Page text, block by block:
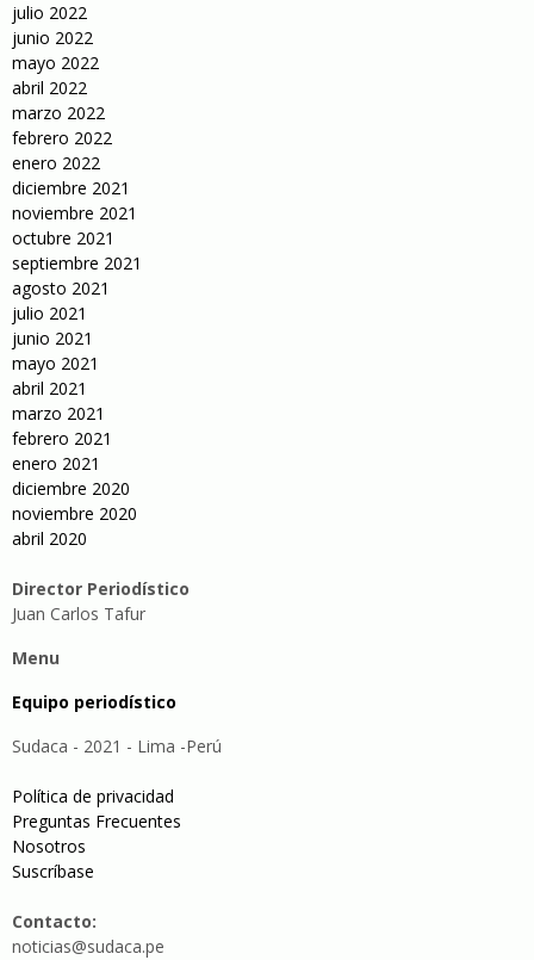
julio 2022
junio 2022
mayo 2022
abril 2022
marzo 2022
febrero 2022
enero 2022
diciembre 2021
noviembre 2021
octubre 2021
septiembre 2021
agosto 2021
julio 2021
junio 2021
mayo 2021
abril 2021
marzo 2021
febrero 2021
enero 2021
diciembre 2020
noviembre 2020
abril 2020
Director Periodístico
Juan Carlos Tafur
Menu
Equipo periodístico
Sudaca - 2021 - Lima -Perú
Política de privacidad
Preguntas Frecuentes
Nosotros
Suscríbase
Contacto:
noticias@sudaca.pe